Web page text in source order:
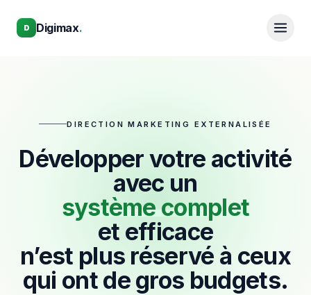
D Digimax.
DIRECTION MARKETING EXTERNALISÉE
Développer votre activité
avec un
système complet
et efficace
n’est plus réservé à ceux
qui ont de gros budgets.